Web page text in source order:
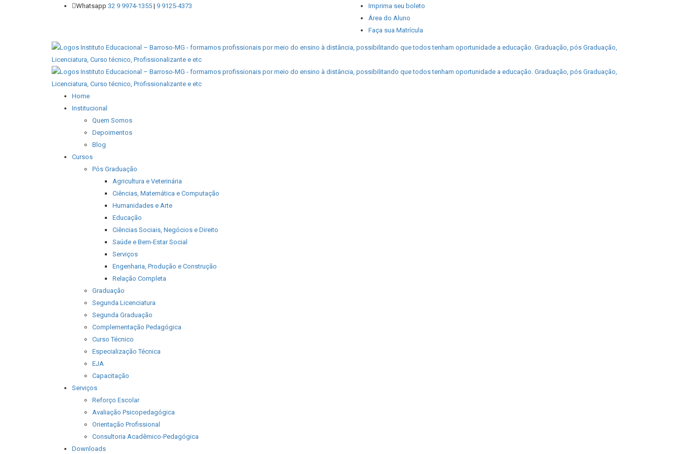
Whatsapp 32 9 9974-1355 | 9 9125-4373
Imprima seu boleto
Área do Aluno
Faça sua Matrícula
Home
Institucional
Quem Somos
Depoimentos
Blog
Cursos
Pós Graduação
Agricultura e Veterinária
Ciências, Matemática e Computação
Humanidades e Arte
Educação
Ciências Sociais, Negócios e Direito
Saúde e Bem-Estar Social
Serviços
Engenharia, Produção e Construção
Relação Completa
Graduação
Segunda Licenciatura
Segunda Graduação
Complementação Pedagógica
Curso Técnico
Especialização Técnica
EJA
Capacitação
Serviços
Reforço Escolar
Avaliação Psicopedagógica
Orientação Profissional
Consultoria Acadêmico-Pedagógica
Downloads